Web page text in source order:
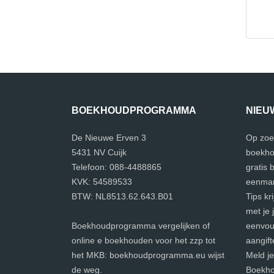
BOEKHOUDPROGRAMMA
De Nieuwe Erven 3
5431 NV Cuijk
Telefoon: 088-4488865
KVK: 54589533
BTW: NL8513.62.643.B01
Boekhoudprogramma vergelijken of
online e boekhouden voor het zzp tot
het MKB: boekhoudprogramma.eu wijst
de weg.
Op
gratis
Tips
met je
Meld